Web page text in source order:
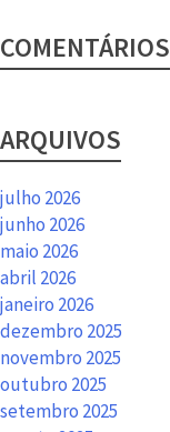
COMENTÁRIOS
ARQUIVOS
julho 2026
junho 2026
maio 2026
abril 2026
janeiro 2026
dezembro 2025
novembro 2025
outubro 2025
setembro 2025